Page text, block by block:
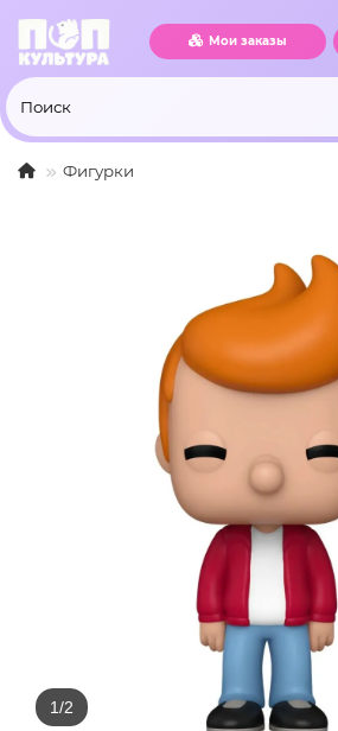
Мои заказы
Фигурки